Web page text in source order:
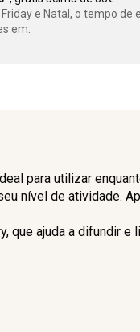
e Natal, o tempo de
em:
para utilizar
nível de atividade.
ajuda a difundir e